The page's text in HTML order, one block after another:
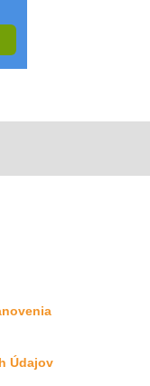
Údajov